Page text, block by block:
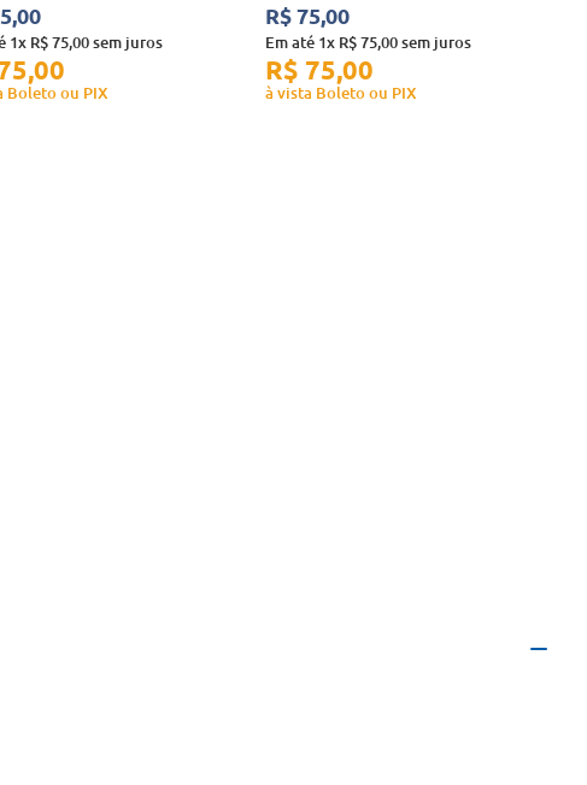
,00
1x R$75,00sem juros
,00
Boleto ou PIX
R$75,00
Em até 1x R$75,00sem juros
R$ 75,00
à vista Boleto ou PIX